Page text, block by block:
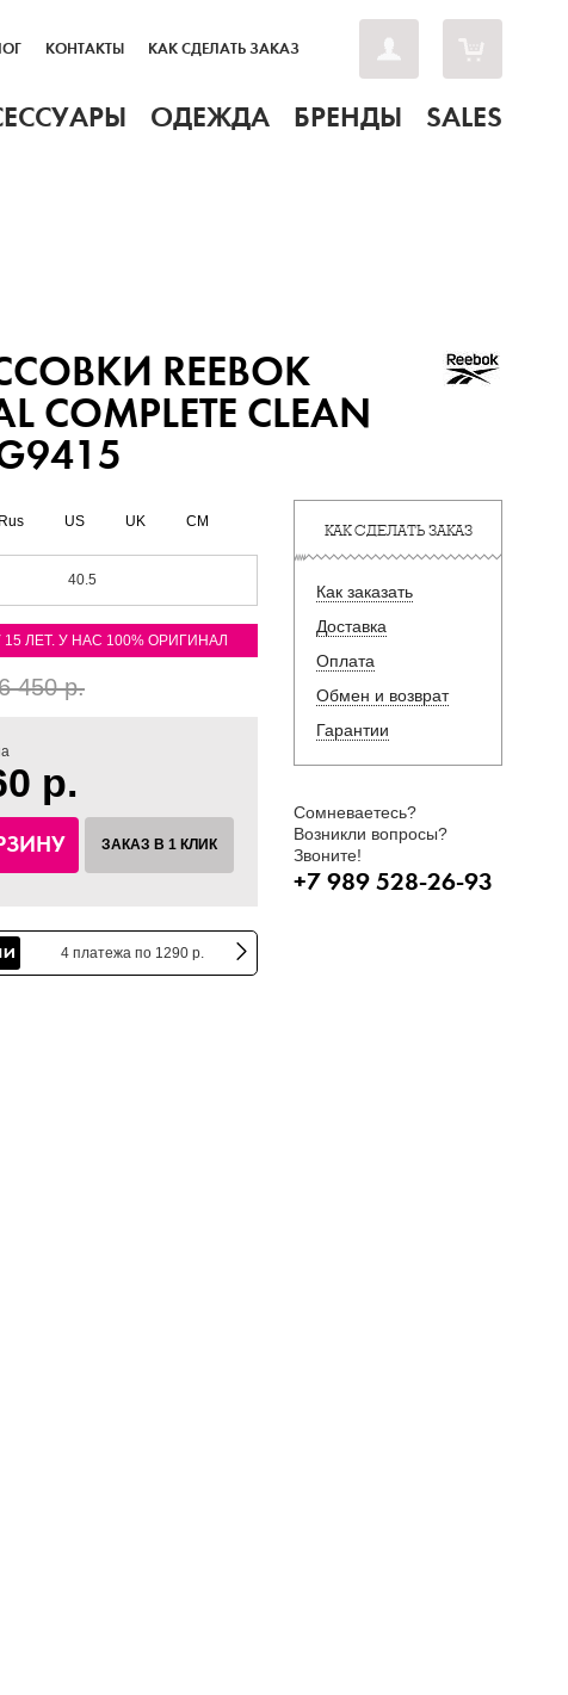
КОНТАКТЫ КАК СДЕЛАТЬ ЗАКАЗ
ОДЕЖДА БРЕНДЫ SALES
REEBOK
COMPLETE CLEAN
Rus US UK CM
40.5
ЛЕТ. У НАС 100% ОРИГИНАЛ
450 р.
р.
ЗАКАЗ В 1 КЛИК
4 платежа по 1290 р.
КАК СДЕЛАТЬ ЗАКАЗ
Как заказать
Доставка
Оплата
Обмен и возврат
Гарантии
Сомневаетесь?
Возникли вопросы?
Звоните!
+7 989 528-26-93